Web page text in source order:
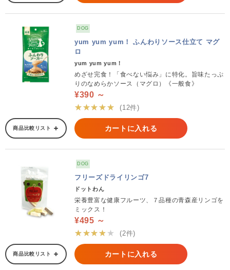
DOG
yum yum yum！ ふんわりソース仕立て マグ
ロ
yum yum yum！
めざせ完食！「食べない悩み」に特化。旨味たっぷ
りのなめらかソース（マグロ）《一般食》
¥390 ～
★★★★★
(12件)
商品比較リスト カートに入れる
DOG
フリーズドライリンゴ7
ドットわん
栄養豊富な健康フルーツ、７品種の青森産リンゴを
ミックス！
¥495 ～
★★★★★
(2件)
商品比較リスト カートに入れる